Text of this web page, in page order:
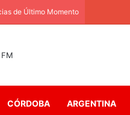
de Último Momento
CÓRDOBA ARGENTINA